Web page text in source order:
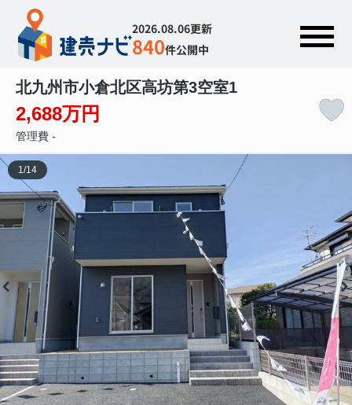
2026.08.06更新
840件公開中
北九州市小倉北区高坊第3空室1
2,688万円
管理費 -
1/14